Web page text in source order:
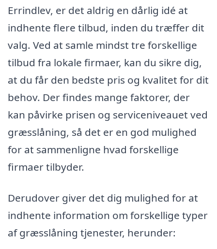
Errindlev, er det aldrig en dårlig idé at
indhente flere tilbud, inden du træffer dit
valg. Ved at samle mindst tre forskellige
tilbud fra lokale firmaer, kan du sikre dig,
at du får den bedste pris og kvalitet for dit
behov. Der findes mange faktorer, der
kan påvirke prisen og serviceniveauet ved
græsslåning, så det er en god mulighed
for at sammenligne hvad forskellige
firmaer tilbyder.
Derudover giver det dig mulighed for at
indhente information om forskellige typer
af græsslåning tjenester, herunder: